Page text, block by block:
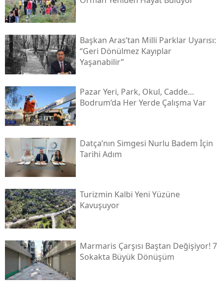
Başkan Aras’tan Milli Parklar Uyarısı:
“geri Dönülmez Kayıplar
Yaşanabilir”
Pazar Yeri, Park, Okul, Cadde…
Bodrum’da Her Yerde Çalışma Var
Datça’nın Simgesi Nurlu Badem İçin
Tarihi Adım
Turizmin Kalbi Yeni Yüzüne
Kavuşuyor
Marmaris Çarşısı Baştan Değişiyor! 7
Sokakta Büyük Dönüşüm